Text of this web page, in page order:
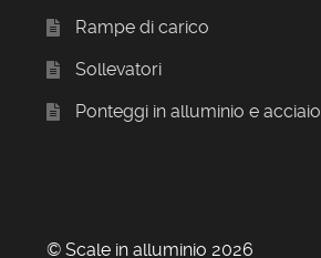
Rampe di carico
Sollevatori
Ponteggi in alluminio e acciaio
© Scale in alluminio 2026